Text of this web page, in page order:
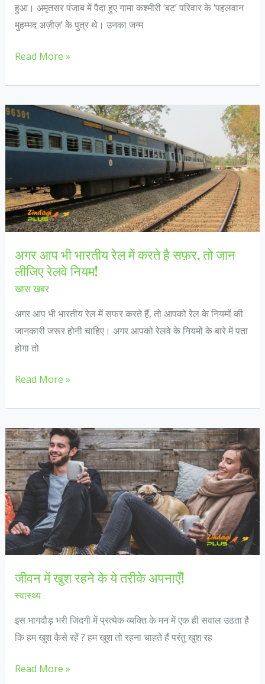
हुआ। अमृतसर पंजाब में पैदा हुए गामा कश्मीरी ‘बट’ परिवार के ‘पहलवान
मुहम्मद अज़ीज़’ के पुत्र थे। उनका जन्म
जानिए
हैं-
गामा
पहलवान,144वें
जन्मदिन
ने
भी
दिया
Read More »
अगर आप भी भारतीय रेल में करते है सफ़र, तो जान
लीजिए रेलवे नियम!
खास खबर
अगर आप भी भारतीय रेल में सफर करते हैं, तो आपको रेल के नियमों की
जानकारी जरूर होनी चाहिए। अगर आपको रेलवे के नियमों के बारे में पता
होगा तो
अगर
भी
भारतीय
रेल
में
करते
है
सफ़र,
तो
जान
रेलवे
नियम!
Read More »
जीवन में खुश रहने के ये तरीके अपनाएँ!
स्वास्थ्य
इस भागदौड़ भरी जिंदगी में प्रत्येक व्यक्ति के मन में एक ही सवाल उठता है
कि हम खुश कैसे रहें ? हम खुश तो रहना चाहते हैं परंतु खुश रह
जीवन
Read More »